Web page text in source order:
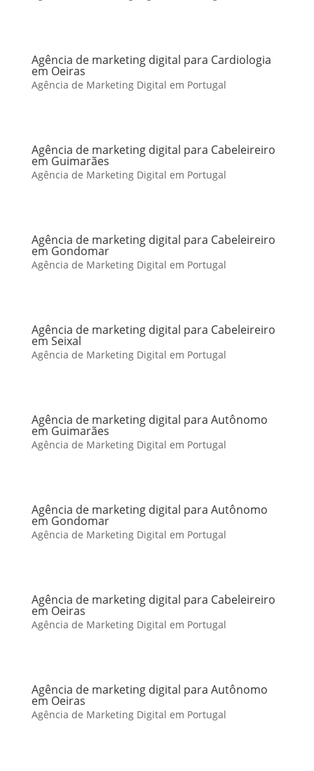
Agência de marketing digital para Cardiologia
em Oeiras
Agência de Marketing Digital em Portugal
Agência de marketing digital para Cabeleireiro
em Guimarães
Agência de Marketing Digital em Portugal
Agência de marketing digital para Cabeleireiro
em Gondomar
Agência de Marketing Digital em Portugal
Agência de marketing digital para Cabeleireiro
em Seixal
Agência de Marketing Digital em Portugal
Agência de marketing digital para Autônomo
em Guimarães
Agência de Marketing Digital em Portugal
Agência de marketing digital para Autônomo
em Gondomar
Agência de Marketing Digital em Portugal
Agência de marketing digital para Cabeleireiro
em Oeiras
Agência de Marketing Digital em Portugal
Agência de marketing digital para Autônomo
em Oeiras
Agência de Marketing Digital em Portugal